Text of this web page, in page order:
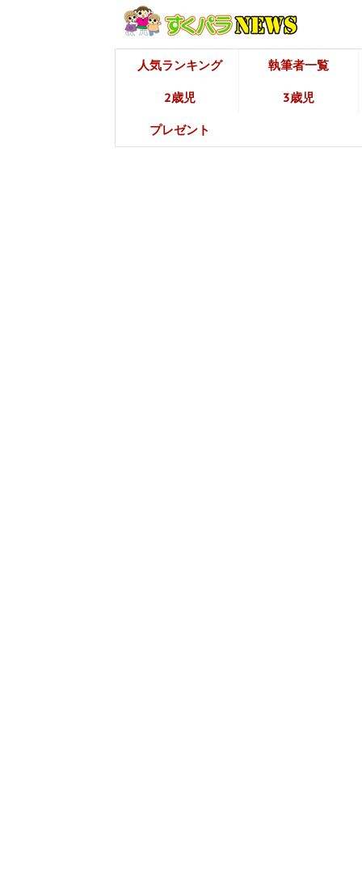
人気ランキング 執筆者一覧
2歳児 3歳児
プレゼント